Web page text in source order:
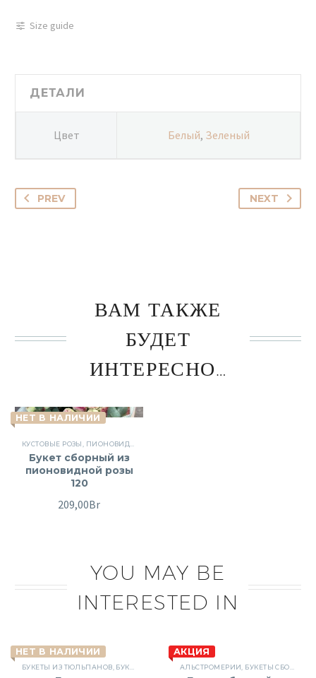
Size guide
ДЕТАЛИ
Цвет Белый, Зеленый
PREV NEXT
ВАМ ТАКЖЕ
БУДЕТ
ИНТЕРЕСНО…
НЕТ В НАЛИЧИИ
КУСТОВЫЕ РОЗЫ , ПИОНОВИДНЫЕ РОЗЫ
Букет сборный из
пионовидной розы
120
209,00Br
YOU MAY BE
INTERESTED IN
НЕТ В НАЛИЧИИ
БУКЕТЫ ИЗ ТЮЛЬПАНОВ, БУКЕТЫ СБОРНЫЕ ,ДЕНЬ ВЛЮБЛЕННЫХ, ПОВОД,
АКЦИЯ
АЛЬСТРОМЕРИИ, БУКЕТЫ СБОРНЫЕ